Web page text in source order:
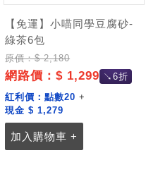
【免運】小喵同學豆腐砂-
綠茶6包
原價：$ 2,180
網路價：$ 1,299 ↘6折
紅利價：點數20 +
現金 $ 1,279
加入購物車 +